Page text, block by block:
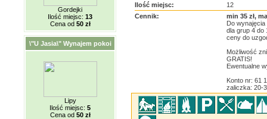
Gordejki
Ilość miejsc: 13
Cena od 50 zł
\"U Jasia\" Wynajem pokoi
Lipy
Ilość miejsc: 5
Cena od 50 zł
Ilość miejsc:
12
Cennik:
min 35 zł,
Do wynajęcia
dla grup 4 do
ceny do
Możliwość
GRATIS!
Ewentualne
Konto nr: 61
zaliczka: 20-